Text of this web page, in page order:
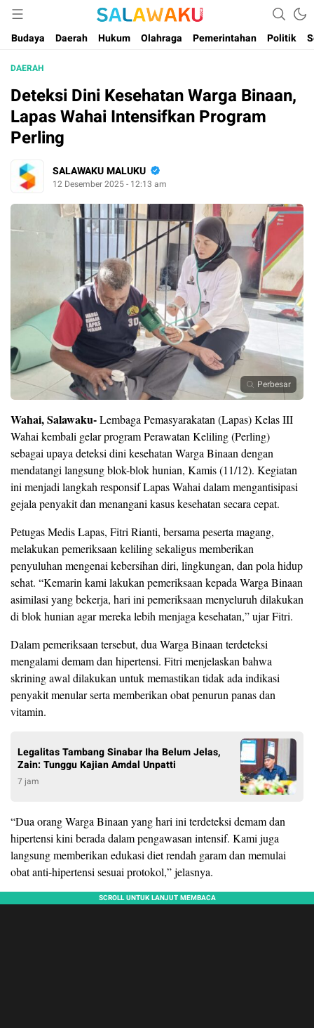
Salawaku Maluku
Salam dan Warta Anak Maluku
Budaya
Daerah Hukum Olahraga Pemerintahan Politik
DAERAH
Deteksi Dini Kesehatan Warga Binaan,
Lapas Wahai Intensifkan Program
Perling
SALAWAKU MALUKU
12 Desember 2025 - 12:13 am
Perbesar
Wahai, Salawaku-Lembaga Pemasyarakatan (Lapas) Kelas III
Wahai kembali gelar program Perawatan Keliling (Perling)
sebagai upaya deteksi dini kesehatan Warga Binaan dengan
mendatangi langsung blok-blok hunian, Kamis (11/12). Kegiatan
ini menjadi langkah responsif Lapas Wahai dalam mengantisipasi
gejala penyakit dan menangani kasus kesehatan secara cepat.
Petugas Medis Lapas, Fitri Rianti, bersama peserta magang,
melakukan pemeriksaan keliling sekaligus memberikan
penyuluhan mengenai kebersihan diri, lingkungan, dan pola hidup
sehat. “Kemarin kami lakukan pemeriksaan kepada Warga Binaan
asimilasi yang bekerja, hari ini pemeriksaan menyeluruh dilakukan
di blok hunian agar mereka lebih menjaga kesehatan,” ujar Fitri.
Dalam pemeriksaan tersebut, dua Warga Binaan terdeteksi
mengalami demam dan hipertensi. Fitri menjelaskan bahwa
skrining awal dilakukan untuk memastikan tidak ada indikasi
penyakit menular serta memberikan obat penurun panas dan
vitamin.
Legalitas Tambang Sinabar Iha Belum Jelas,
Zain: Tunggu Kajian Amdal Unpatti
7 jam
“Dua orang Warga Binaan yang hari ini terdeteksi demam dan
hipertensi kini berada dalam pengawasan intensif. Kami juga
langsung memberikan edukasi diet rendah garam dan memulai
obat anti-hipertensi sesuai protokol,” jelasnya.